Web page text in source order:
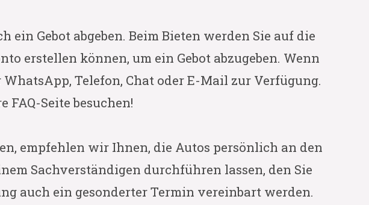
Gebot abgeben. Beim Bieten werden Sie auf die
erstellen können, um ein Gebot abzugeben. Wenn
Telefon, Chat oder E-Mail zur Verfügung.
Seite besuchen!
empfehlen wir Ihnen, die Autos persönlich an den
Sachverständigen durchführen lassen, den Sie
auch ein gesonderter Termin vereinbart werden.